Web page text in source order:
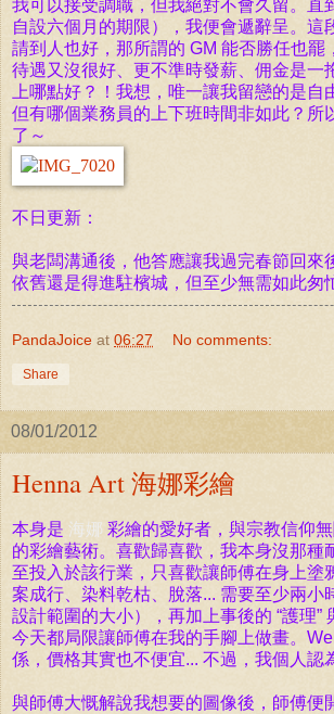
我可以接受調職，但我絕對不會久留。直
自設六個月的期限），我便會遞辭呈。這
請到人也好，那所謂的 GM 能否勝任也罷
待遇又沒很好、更不準時發薪、佣金是一
上哪點好？！我想，唯一讓我留戀的是自
但有哪個業務員的上下班時間非如此？所
了～
不日更新：
與老闆溝通後，他答應讓我過完春節回來
依舊還是得進駐檳城，但至少無需如此匆
PandaJoice at 06:27 No comments:
Share
08/01/2012
Henna Art 海娜彩繪
本身是 海娜 彩繪的愛好者，與宗教信仰
的彩繪藝術。喜歡歸喜歡，我本身沒那種
至投入於該行業，只喜歡讓師傅在身上塗
案成行、染料乾枯、脫落... 需要至少兩小
設計範圍的大小），再加上事後的 “護理”
今天都局限讓師傅在我的手腳上做畫。
係，價格其實也不便宜... 不過，我個人認
與師傅大慨解說我想要的圖像後，師傅便